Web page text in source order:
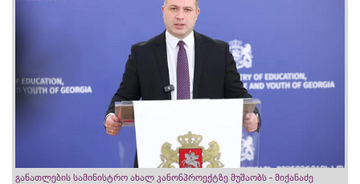
განათლების სამინისტრო ახალ კანონპროექტზე მუშაობს - მიქანაძე